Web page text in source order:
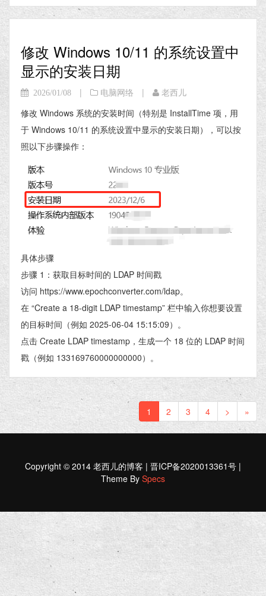
修改 Windows 10/11 的系统设置中
显示的安装日期
2026/01/08 | 电脑网络 | 老西儿
修改 Windows 系统的安装时间（特别是 InstallTime 项，用
于 Windows 10/11 的系统设置中显示的安装日期），可以按
照以下步骤操作：
具体步骤
步骤 1：获取目标时间的 LDAP 时间戳
访问 https://www.epochconverter.com/ldap。
在 “Create a 18-digit LDAP timestamp” 栏中输入你想要设置
的目标时间（例如 2025-06-04 15:15:09）。
点击 Create LDAP timestamp，生成一个 18 位的 LDAP 时间
戳（例如 133169760000000000）。
1 2 3 4 > »
Copyright © 2014 老西儿的博客 | 晋ICP备2020013361号 |
Theme By Specs